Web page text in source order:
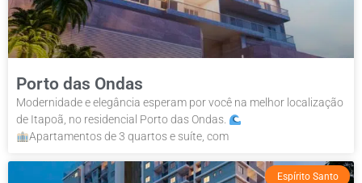
Porto das Ondas
Modernidade e elegância esperam por você na melhor localização
de Itapoã, no residencial Porto das Ondas.
Apartamentos de 3 quartos e suíte, com
Espírito Santo